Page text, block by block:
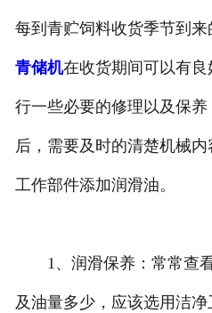
每到青贮饲料收货季节到
青储机在收货期间可以有
行一些必要的修理以及保
后，需要及时的清楚机械
工作部件添加润滑油。
1、润滑保养：常常查看
及油量多少，应该选用洁